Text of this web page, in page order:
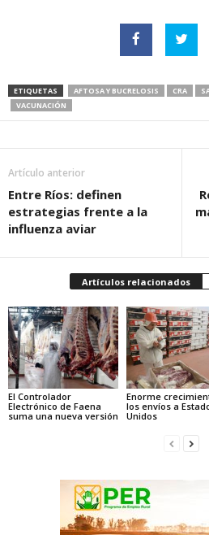
ETIQUETAS AFTOSA Y BUCRELOSIS CRA
VACUNACIÓN
Artículo anterior
Entre Ríos: definen
estrategias frente a la
influenza aviar
Artículos relacionados
El Controlador
Electrónico de Faena
suma una nueva versión
Enorme
los envíos a
Unidos